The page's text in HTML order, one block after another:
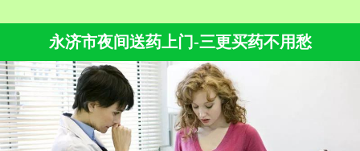
永济市夜间送药上门-三更买药不用愁